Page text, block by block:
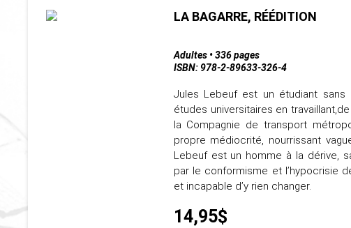
LA BAGARRE, RÉÉDITION
Adultes • 336 pages
ISBN: 978-2-89633-326-4
Jules Lebeuf est un étudiant
études universitaires en
la Compagnie de transport
propre médiocrité, nourrissant
Lebeuf est un homme à la dérive,
par le conformisme et l’hypocrisie
et incapable d’y rien changer.
14,95$